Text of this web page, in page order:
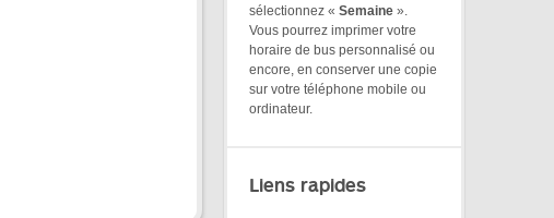
sélectionnez « Semaine ».
Vous pourrez imprimer votre
horaire de bus personnalisé ou
encore, en conserver une copie
sur votre téléphone mobile ou
ordinateur.
Liens rapides